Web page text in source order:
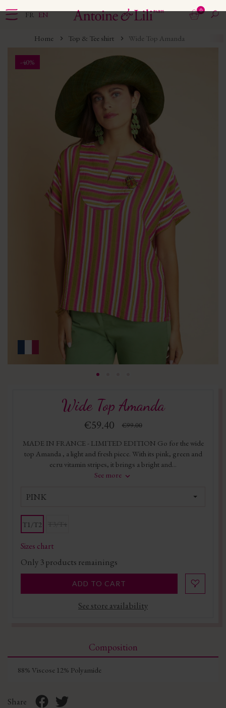
FR EN 0
Home Top & Tee shirt Wide Top Amanda
-40%
Wide Top Amanda
€59.40 €99.00
MADE IN FRANCE - LIMITED EDITION Go for the wide
top Amanda , a light and fresh piece. With its pink, green and
ecru vitamin stripes, it brings a bright and...
See more
PINK
T1/T2
Sizes chart
Only 3products remainings
ADD TO CART
See store availability
Composition
88% Viscose 12% Polyamide
Share